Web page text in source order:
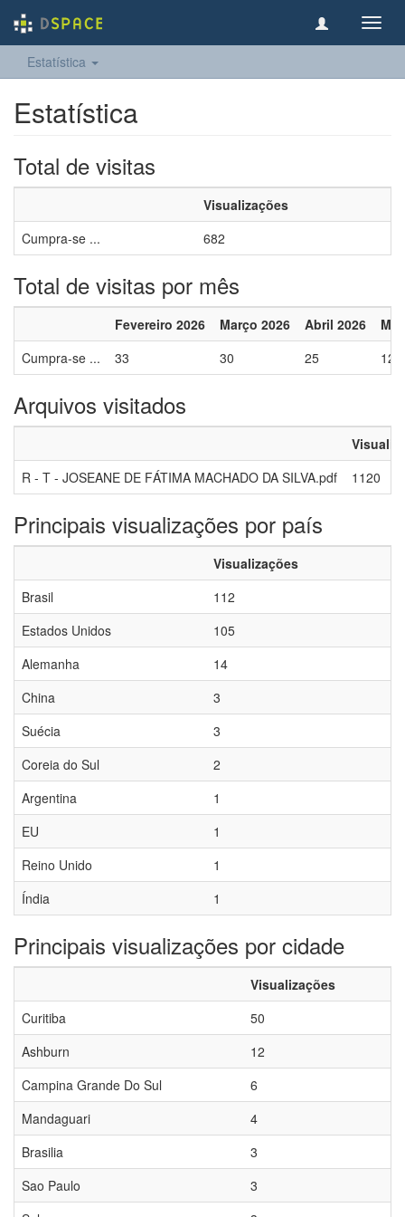
Estatística
Estatística
Total de visitas
Visualizações
Cumpra-se ...
682
Total de visitas por mês
Fevereiro 2026 Março 2026 Abril 2026
Cumpra-se ...
33 30 25 12
Arquivos visitados
R - T - JOSEANE DE FÁTIMA MACHADO DA SILVA.pdf
1120
Principais visualizações por país
Visualizações
Brasil
112
Estados Unidos
105
Alemanha
14
China
3
Suécia
3
Coreia do Sul
2
Argentina
1
EU
1
Reino Unido
1
Índia
1
Principais visualizações por cidade
Visualizações
Curitiba
50
Ashburn
12
Campina Grande Do Sul
6
Mandaguari
4
Brasilia
3
Sao Paulo
3